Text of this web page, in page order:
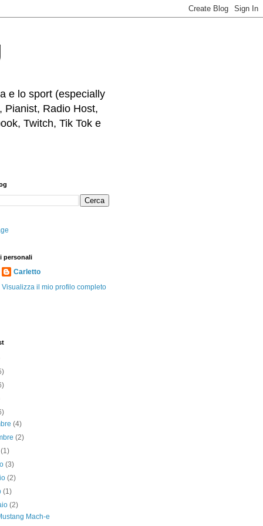
e lo sport (especially
Pianist, Radio Host,
Twitch, Tik Tok e
personali
Carletto
Visualizza il mio profilo completo
(4)
(2)
(1)
(3)
(2)
(1)
(2)
Mach-e